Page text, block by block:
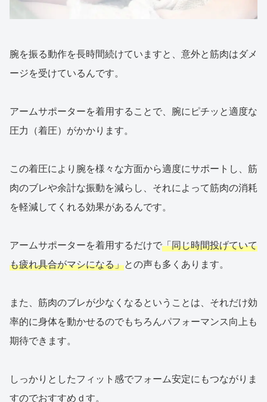
腕を振る動作を長時間続けていますと、意外と筋肉はダメ
ージを受けているんです。
アームサポーターを着用することで、腕にピチッと適度な
圧力（着圧）がかかります。
この着圧により腕を様々な方面から適度にサポートし、筋
肉のブレや余計な振動を減らし、それによって筋肉の消耗
を軽減してくれる効果があるんです。
アームサポーターを着用するだけで「同じ時間投げていて
も疲れ具合がマシになる」との声も多くあります。
また、筋肉のブレが少なくなるということは、それだけ効
率的に身体を動かせるのでもちろんパフォーマンス向上も
期待できます。
しっかりとしたフィット感でフォーム安定にもつながりま
すのでおすすめｄす。